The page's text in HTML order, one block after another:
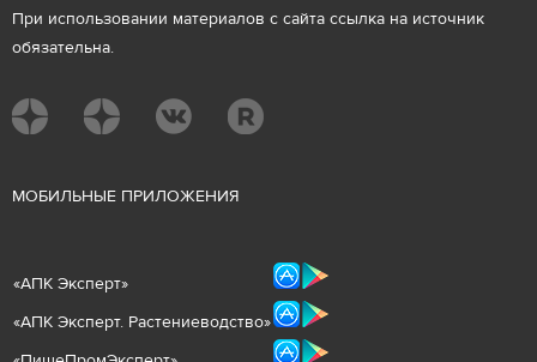
При использовании материалов с сайта ссылка на источник
обязательна.
МОБИЛЬНЫЕ ПРИЛОЖЕНИЯ
«АПК Эксперт»
«АПК Эксперт. Растениеводство»